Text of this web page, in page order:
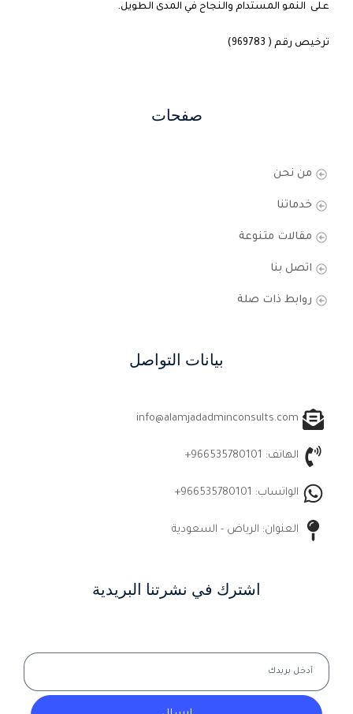
على النمو المستدام والنجاح في المدى الطويل.
ترخيص رقم ( 969783)
صفحات
من نحن
خدماتنا
مقالات متنوعة
اتصل بنا
روابط ذات صلة
بيانات التواصل
info@alamjadadminconsults.com
الهاتف: 966535780101+
الواتساب: 966535780101+
العنوان: الرياض - السعودية
اشترك في نشرتنا البريدية